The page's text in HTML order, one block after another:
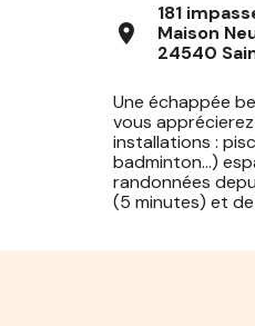
location_on
181
Maison
24540
Une échappée
vous
installations :
badminton...)
randonnées
(5 minutes) et de